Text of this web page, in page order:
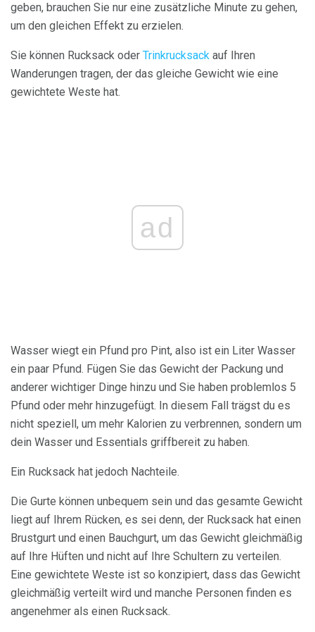
geben, brauchen Sie nur eine zusätzliche Minute zu gehen,
um den gleichen Effekt zu erzielen.
Sie können Rucksack oder Trinkrucksack auf Ihren
Wanderungen tragen, der das gleiche Gewicht wie eine
gewichtete Weste hat.
ad
Wasser wiegt ein Pfund pro Pint, also ist ein Liter Wasser
ein paar Pfund. Fügen Sie das Gewicht der Packung und
anderer wichtiger Dinge hinzu und Sie haben problemlos 5
Pfund oder mehr hinzugefügt. In diesem Fall trägst du es
nicht speziell, um mehr Kalorien zu verbrennen, sondern um
dein Wasser und Essentials griffbereit zu haben.
Ein Rucksack hat jedoch Nachteile.
Die Gurte können unbequem sein und das gesamte Gewicht
liegt auf Ihrem Rücken, es sei denn, der Rucksack hat einen
Brustgurt und einen Bauchgurt, um das Gewicht gleichmäßig
auf Ihre Hüften und nicht auf Ihre Schultern zu verteilen.
Eine gewichtete Weste ist so konzipiert, dass das Gewicht
gleichmäßig verteilt wird und manche Personen finden es
angenehmer als einen Rucksack.